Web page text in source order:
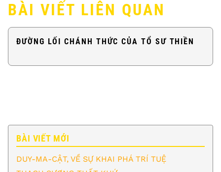
BÀI VIẾT LIÊN QUAN
ĐƯỜNG LỐI CHÁNH THỨC CỦA TỔ SƯ THIỀN
BÀI VIẾT MỚI
DUY-MA-CẬT, VỀ SỰ KHAI PHÁ TRÍ TUỆ